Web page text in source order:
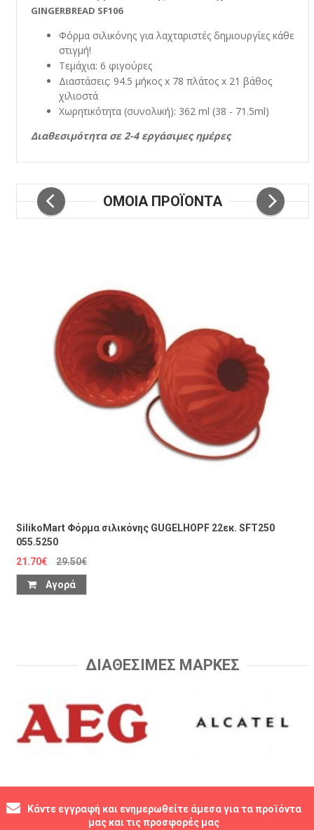
GINGERBREAD SF106
Φόρμα σιλικόνης για λαχταριστές δημιουργίες κάθε
στιγμή!
Τεμάχια: 6 φιγούρες
Διαστάσεις: 94.5 μήκος x 78 πλάτος x 21 βάθος
χιλιοστά
Χωρητικότητα (συνολική): 362 ml (38 - 71.5ml)
Διαθεσιμότητα σε 2-4 εργάσιμες ημέρες
ΟΜΟΙΑ ΠΡΟΪΟΝΤΑ
SilikoMart Φόρμα σιλικόνης GUGELHOPF 22εκ. SFT250
055.5250
21.70€
29.50€
Αγορά
ΔΙΑΘΕΣΙΜΕΣ ΜΑΡΚΕΣ
Κάντε εγγραφή και ενημερωθείτε άμεσα για τα προϊόντα
μας και τις προσφορές μας